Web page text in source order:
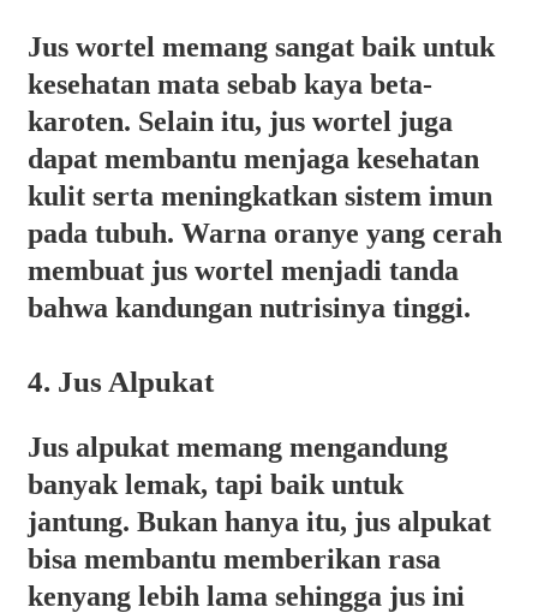
Jus wortel memang sangat baik untuk
kesehatan mata sebab kaya beta-
karoten. Selain itu, jus wortel juga
dapat membantu menjaga kesehatan
kulit serta meningkatkan sistem imun
pada tubuh. Warna oranye yang cerah
membuat jus wortel menjadi tanda
bahwa kandungan nutrisinya tinggi.
4. Jus Alpukat
Jus alpukat memang mengandung
banyak lemak, tapi baik untuk
jantung. Bukan hanya itu, jus alpukat
bisa membantu memberikan rasa
kenyang lebih lama sehingga jus ini